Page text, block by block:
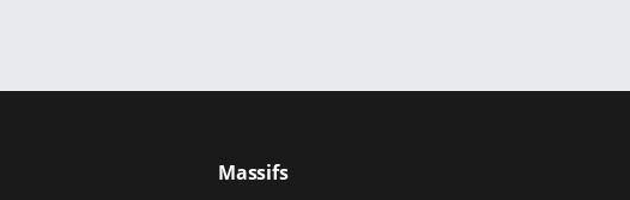
Massifs